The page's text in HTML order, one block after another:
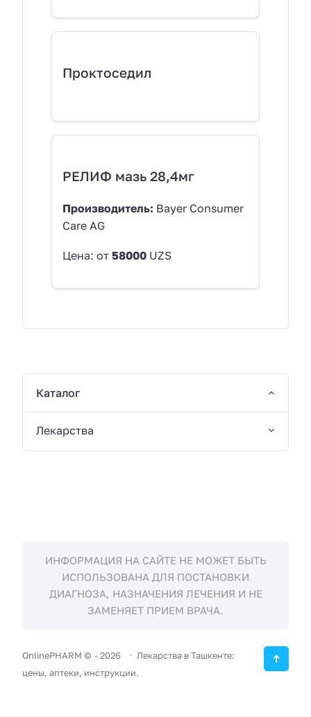
Проктоседил
РЕЛИФ мазь 28,4мг
Производитель: Bayer Consumer
Care AG
Цена: от 58000 UZS
Каталог
Лекарства
ИНФОРМАЦИЯ НА САЙТЕ НЕ МОЖЕТ БЫТЬ
ИСПОЛЬЗОВАНА ДЛЯ ПОСТАНОВКИ
ДИАГНОЗА, НАЗНАЧЕНИЯ ЛЕЧЕНИЯ И НЕ
ЗАМЕНЯЕТ ПРИЕМ ВРАЧА.
OnlinePHARM © -2026
Лекарства в Ташкенте:
цены, аптеки, инструкции.